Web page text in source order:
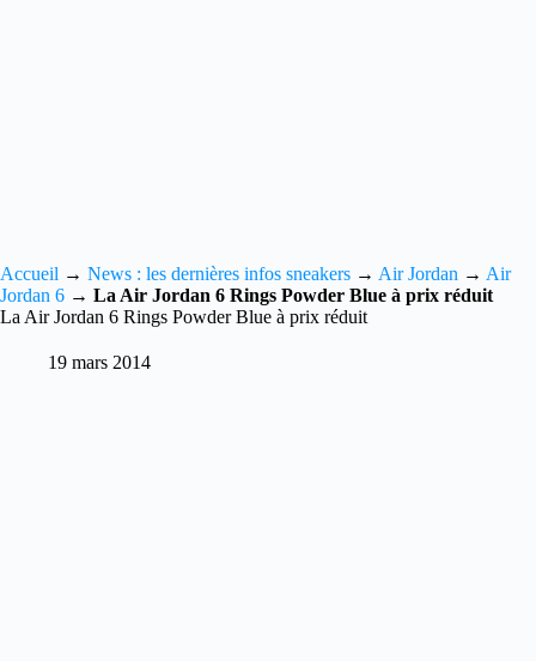
Accueil → News : les dernières infos sneakers → Air Jordan → Air
Jordan 6 → La Air Jordan 6 Rings Powder Blue à prix réduit
La Air Jordan 6 Rings Powder Blue à prix réduit
19 mars 2014